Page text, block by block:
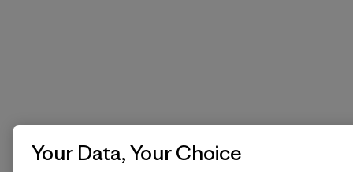
Your Data, Your Choice